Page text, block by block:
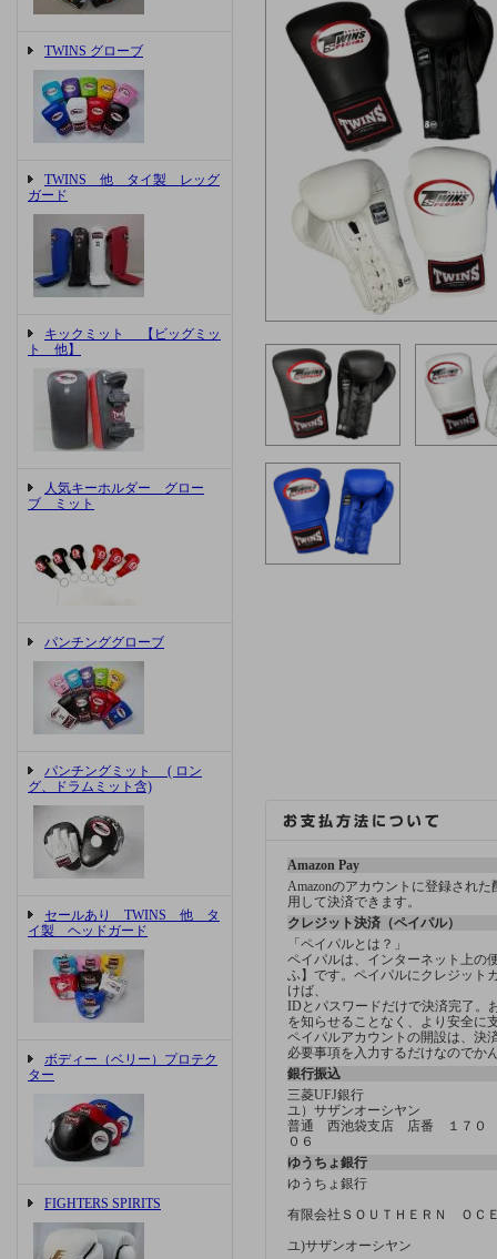
TWINS グローブ
TWINS 他 タイ製 レッグ
ガード
キックミット 【ビッグミッ
ト 他】
人気キーホルダー グロー
ブ ミット
パンチンググローブ
パンチングミット ( ロン
グ、ドラムミット含)
セールあり TWINS 他 タ
イ製 ヘッドガード
ボディー（ベリー）プロテク
ター
FIGHTERS SPIRITS
Amazon Pay
Amazonのアカウントに登録され
用して決済できます。
クレジット決済（ペイパル）
「ペイパルとは？」
ペイパルは、インターネット上の
ふ】です。ペイパルにクレジット
けば、
IDとパスワードだけで決済完了。
を知らせることなく、より安全に
ペイパルアカウントの開設は、決
必要事項を入力するだけなのでか
銀行振込
三菱UFJ銀行
ユ）サザンオーシヤン
普通 西池袋支店 店番 １７０
０６
ゆうちょ銀行
ゆうちょ銀行
有限会社ＳＯＵＴＨＥＲＮ ＯＣ
ユ)サザンオーシヤン